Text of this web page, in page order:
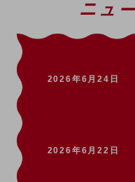
運輸業
建設業
地域産業
その他の業界はこちら
ゲーム感覚で見つける
ビジネスお悩み診断
NTTドコモビジネス
オンラインショップ
2026年6月24日
2026年6月22日